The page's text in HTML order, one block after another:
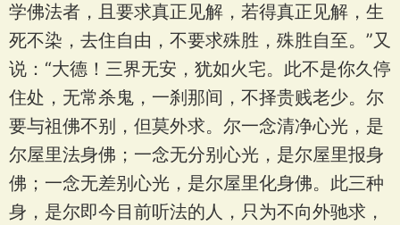
学佛法者，且要求真正见解，若得真正见解，生
死不染，去住自由，不要求殊胜，殊胜自至。”又
说：“大德！三界无安，犹如火宅。此不是你久停
住处，无常杀鬼，一刹那间，不择贵贱老少。尔
要与祖佛不别，但莫外求。尔一念清净心光，是
尔屋里法身佛；一念无分别心光，是尔屋里报身
佛；一念无差别心光，是尔屋里化身佛。此三种
身，是尔即今目前听法的人，只为不向外驰求，